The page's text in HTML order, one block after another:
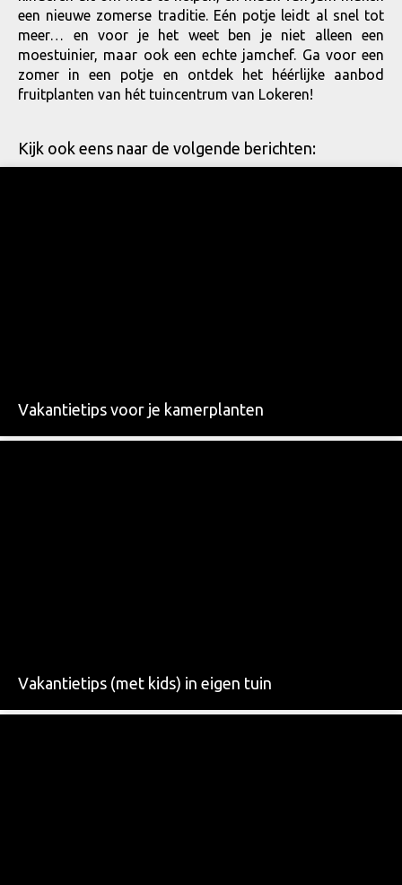
een nieuwe zomerse traditie. Eén potje leidt al snel tot
meer… en voor je het weet ben je niet alleen een
moestuinier, maar ook een echte jamchef. Ga voor een
zomer in een potje en ontdek het héérlijke aanbod
fruitplanten van hét tuincentrum van Lokeren!
Kijk ook eens naar de volgende berichten:
Vakantietips voor je kamerplanten
Vakantietips (met kids) in eigen tuin